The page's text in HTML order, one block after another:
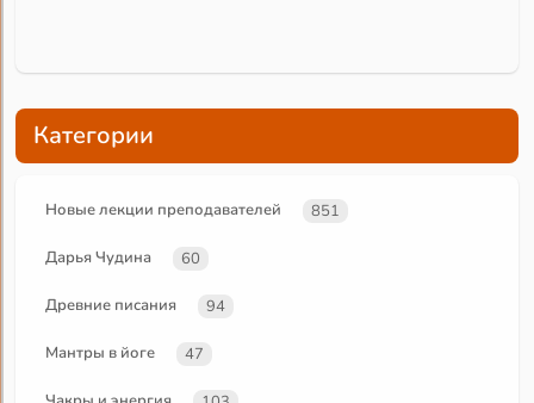
Категории
Новые лекции преподавателей 851
Дарья Чудина 60
Древние писания 94
Мантры в йоге 47